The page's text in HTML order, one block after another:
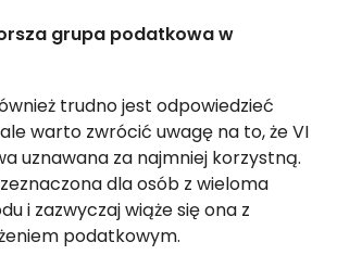
grupa podatkowa w
trudno jest odpowiedzieć
warto zwrócić uwagę na to, że VI
uznawana za najmniej korzystną.
dla osób z wieloma
i zazwyczaj wiąże się ona z
podatkowym.